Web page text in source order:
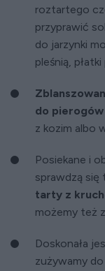
roztartego
przyprawić
do jarzynki
pleśnią, płatki
do pierogów
z kozim albo
Posiekane i
sprawdzą się
tarty z
możemy też
Doskonała
zużywamy